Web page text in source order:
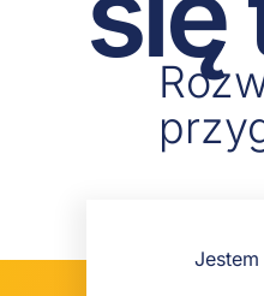
Jestem